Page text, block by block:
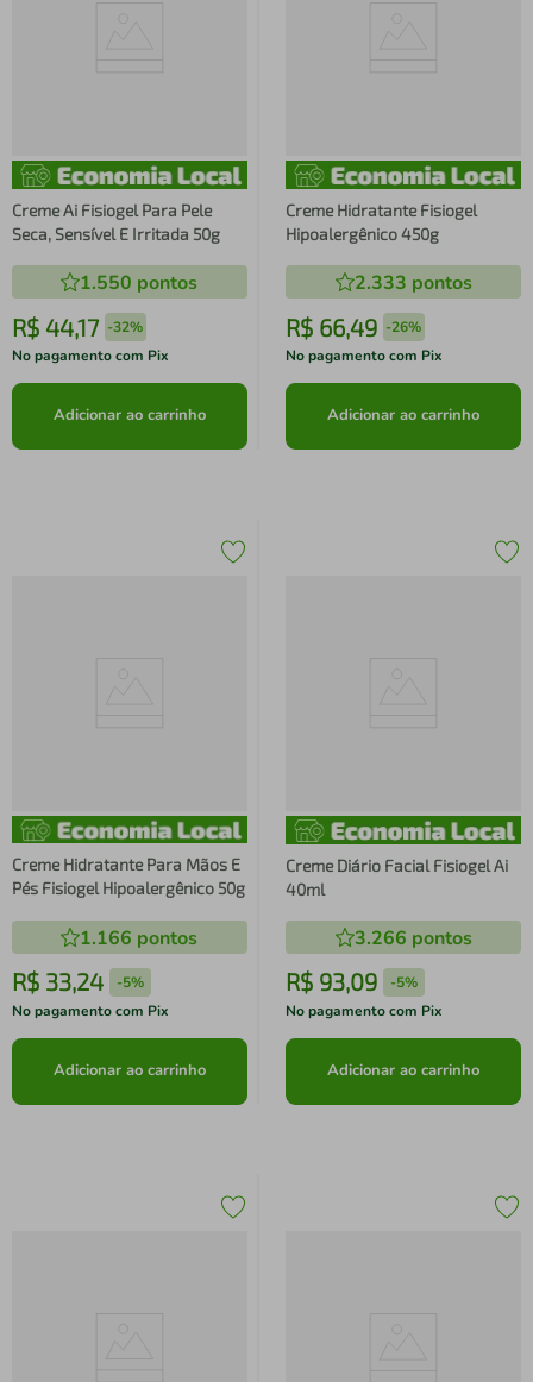
Creme Ai Fisiogel Para Pele
Seca, Sensível E Irritada 50g
1.550 pontos
R$ 44,17 -32%
No pagamento com Pix
Adicionar ao carrinho
Creme Hidratante Fisiogel
Hipoalergênico 450g
2.333 pontos
R$ 66,49 -26%
No pagamento com Pix
Adicionar ao carrinho
Creme Hidratante Para Mãos E
Pés Fisiogel Hipoalergênico 50g
1.166 pontos
R$ 33,24 -5%
No pagamento com Pix
Adicionar ao carrinho
Creme Diário Facial Fisiogel Ai
40ml
3.266 pontos
R$ 93,09 -5%
No pagamento com Pix
Adicionar ao carrinho